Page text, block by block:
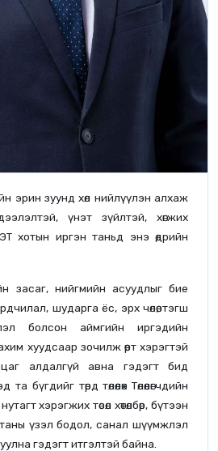
эрин зуунд хөл нийлүүлэн алхаж
үнэт зүйлтэй, хөгжих
хотын иргэн таньд энэ өдрийн
засаг, нийгмийн асуудлыг бие
шударга ёс, эрх чөлөө, тэгш
болсон аймгийн иргэдийн
хуудсаар зочилж өөрт хэрэгтэй
алдалгүй авна гэдэгт бид
бүгдийг төрд төлөөлөх Төлөөлөгчдийн
хэрэгжих төсөл хөтөлбөр, бүтээн
үзэл бодол, санал шүүмжлэл
гэдэгт итгэлтэй байна.